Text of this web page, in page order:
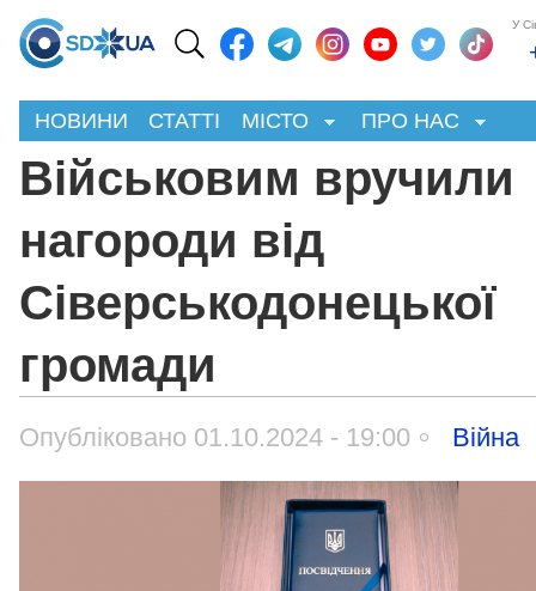
У
НОВИНИ СТАТТІ МІСТО ПРО НАС
Військовим вручили
нагороди від
Сіверськодонецької
громади
Опубліковано 01.10.2024 - 19:00 Війна